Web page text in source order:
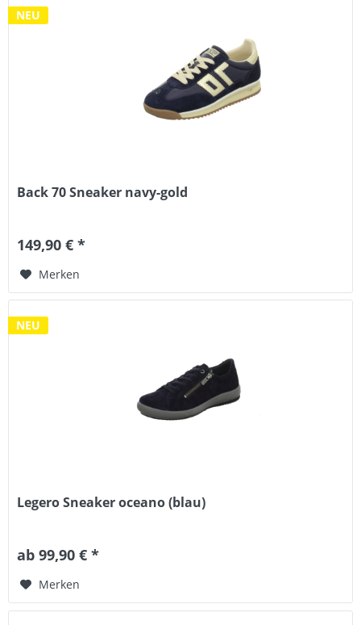
NEU
Back 70 Sneaker navy-gold
149,90 € *
Merken
NEU
Legero Sneaker oceano (blau)
ab 99,90 € *
Merken